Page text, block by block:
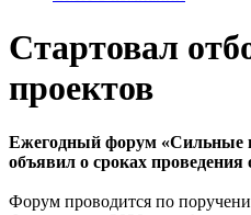
Стартовал
проектов
Ежегодный форум «Сильные
объявил о сроках проведения
Форум проводится по